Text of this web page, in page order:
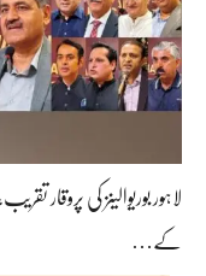
لاہور بوریوالینز کی پروقار
کے…